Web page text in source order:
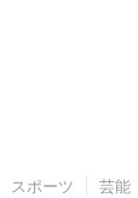
スポーツ 芸能